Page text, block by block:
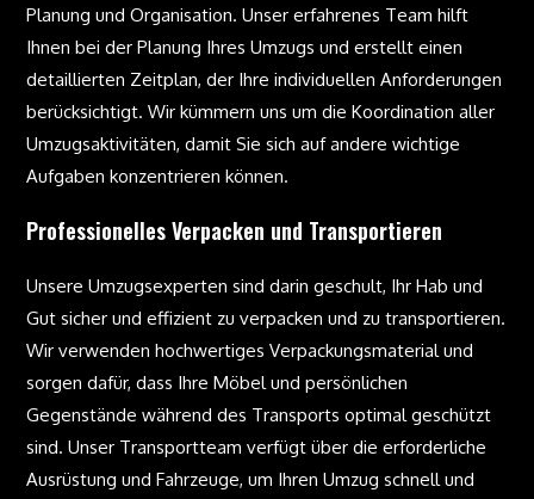
Planung und Organisation. Unser erfahrenes Team hilft
Ihnen bei der Planung Ihres Umzugs und erstellt einen
detaillierten Zeitplan, der Ihre individuellen Anforderungen
berücksichtigt. Wir kümmern uns um die Koordination aller
Umzugsaktivitäten, damit Sie sich auf andere wichtige
Aufgaben konzentrieren können.
Professionelles Verpacken und Transportieren
Unsere Umzugsexperten sind darin geschult, Ihr Hab und
Gut sicher und effizient zu verpacken und zu transportieren.
Wir verwenden hochwertiges Verpackungsmaterial und
sorgen dafür, dass Ihre Möbel und persönlichen
Gegenstände während des Transports optimal geschützt
sind. Unser Transportteam verfügt über die erforderliche
Ausrüstung und Fahrzeuge, um Ihren Umzug schnell und